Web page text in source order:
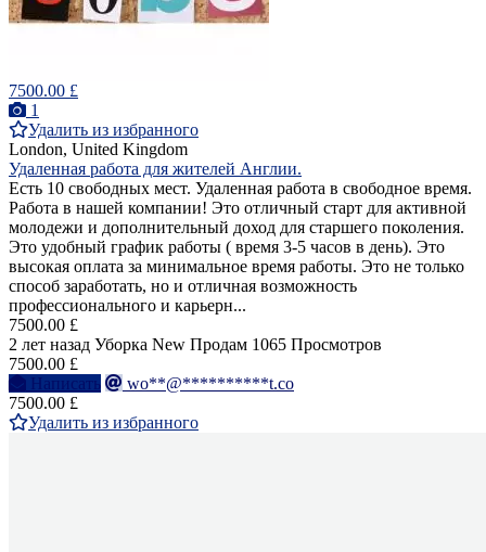
7500.00 £
1
Удалить из избранного
London, United Kingdom
Удаленная работа для жителей Англии.
Есть 10 свободных мест. Удаленная работа в свободное время.
Работа в нашей компании! Это отличный старт для активной
молодежи и дополнительный доход для старшего поколения.
Это удобный график работы ( время 3-5 часов в день). Это
высокая оплата за минимальное время работы. Это не только
способ заработать, но и отличная возможность
профессионального и карьерн...
7500.00 £
2 лет назад Уборка New Продам 1065 Просмотров
7500.00 £
Написать
wo**@**********t.co
7500.00 £
Удалить из избранного